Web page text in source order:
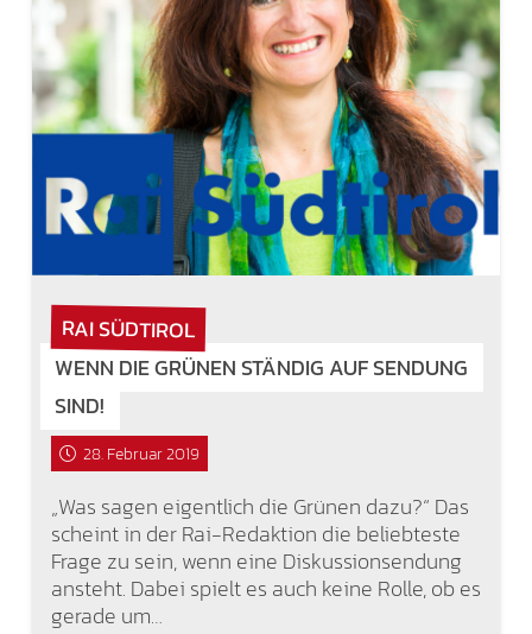
RAI SÜDTIROL
WENN DIE GRÜNEN STÄNDIG AUF SENDUNG
SIND!
28. Februar 2019
„Was sagen eigentlich die Grünen dazu?“ Das
scheint in der Rai-Redaktion die beliebteste
Frage zu sein, wenn eine Diskussionsendung
ansteht. Dabei spielt es auch keine Rolle, ob es
gerade um…